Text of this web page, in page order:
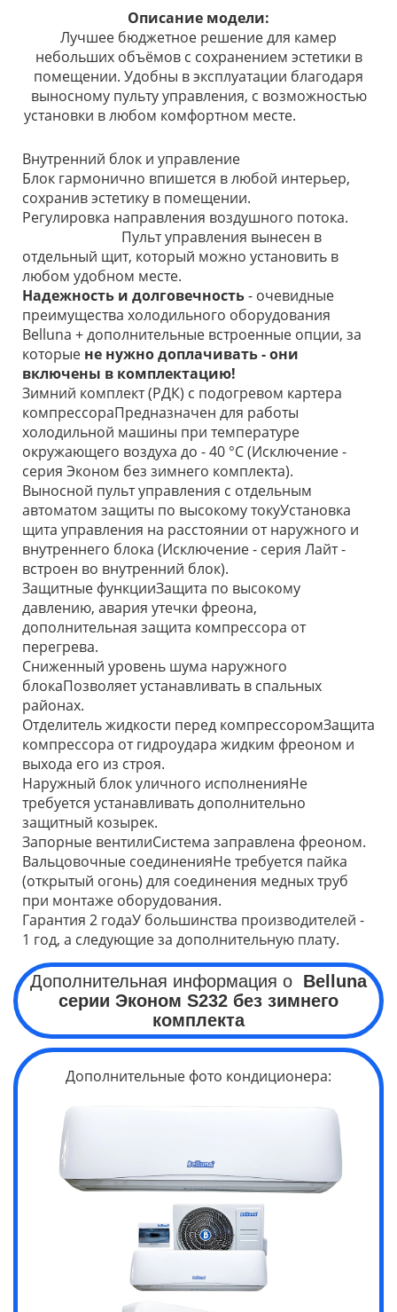
Описание модели:
Лучшее бюджетное решение для камер
небольших объёмов с сохранением эстетики в
помещении. Удобны в эксплуатации благодаря
выносному пульту управления, с возможностью
установки в любом комфортном месте.
Внутренний блок и управление
Блок гармонично впишется в любой интерьер,
сохранив эстетику в помещении.
Регулировка направления воздушного потока.
Пульт управления вынесен в
отдельный щит, который можно установить в
любом удобном месте.
Надежность и долговечность- очевидные
преимущества холодильного оборудования
Belluna + дополнительные встроенные опции, за
которые не нужно доплачивать - они
включены в комплектацию!
Зимний комплект (РДК) с подогревом картера
компрессораПредназначен для работы
холодильной машины при температуре
окружающего воздуха до - 40 °С (Исключение -
серия Эконом без зимнего комплекта).
Выносной пульт управления с отдельным
автоматом защиты по высокому токуУстановка
щита управления на расстоянии от наружного и
внутреннего блока (Исключение - серия Лайт -
встроен во внутренний блок).
Защитные функцииЗащита по высокому
давлению, авария утечки фреона,
дополнительная защита компрессора от
перегрева.
Сниженный уровень шума наружного
блокаПозволяет устанавливать в спальных
районах.
Отделитель жидкости перед компрессоромЗащита
компрессора от гидроудара жидким фреоном и
выхода его из строя.
Наружный блок уличного исполненияНе
требуется устанавливать дополнительно
защитный козырек.
Запорные вентилиСистема заправлена фреоном.
Вальцовочные соединенияНе требуется пайка
(открытый огонь) для соединения медных труб
при монтаже оборудования.
Гарантия 2 годаУ большинства производителей -
1 год, а следующие за дополнительную плату.
Дополнительная информация о Belluna
серии Эконом S232 без зимнего
комплекта
Дополнительные фото кондиционера: